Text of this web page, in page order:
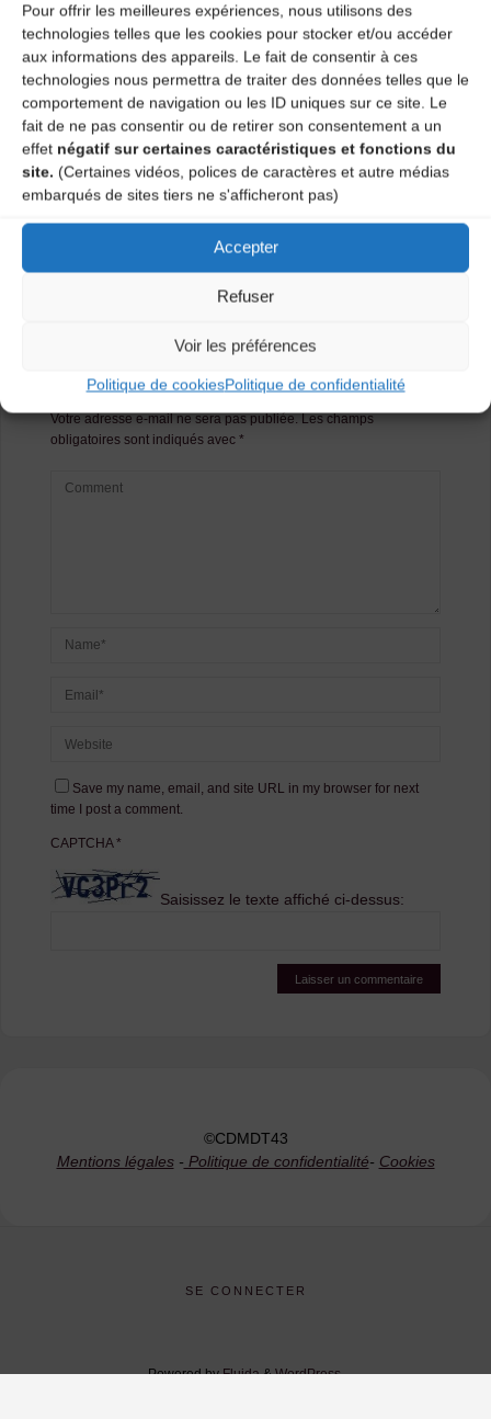
Pour offrir les meilleures expériences, nous utilisons des
technologies telles que les cookies pour stocker et/ou accéder
aux informations des appareils. Le fait de consentir à ces
technologies nous permettra de traiter des données telles que le
comportement de navigation ou les ID uniques sur ce site. Le
fait de ne pas consentir ou de retirer son consentement a un
effet négatif sur certaines caractéristiques et fonctions du
site. (Certaines vidéos, polices de caractères et autre médias
embarqués de sites tiers ne s'afficheront pas)
Accepter
Refuser
Voir les préférences
Politique de cookiesPolitique de confidentialité
Plus d’infos…
Catégories
Agenda
Les Rendez-vous de la Meitat
commentaire
Votre adresse e-mail ne sera pas publiée. Les champs
obligatoires sont indiqués avec *
Save my name, email, and site URL in my browser for next
time I post a comment.
CAPTCHA*
Saisissez le texte affiché ci-dessus:
©CDMDT43
Mentions légales- Politique de confidentialité- Cookies
SE CONNECTER
Powered byFluida&WordPress.